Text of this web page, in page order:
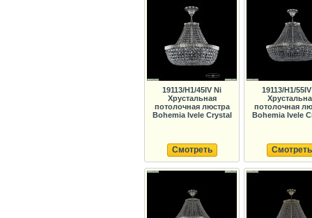
19113/H1/45IV Ni
Хрустальная
потолочная люстра
Bohemia Ivele Crystal
Смотреть
19113/H1/
потолочная
Bohemia Ivele
Смотреть